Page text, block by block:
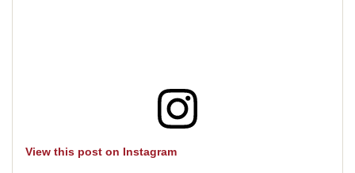
View this post on Instagram